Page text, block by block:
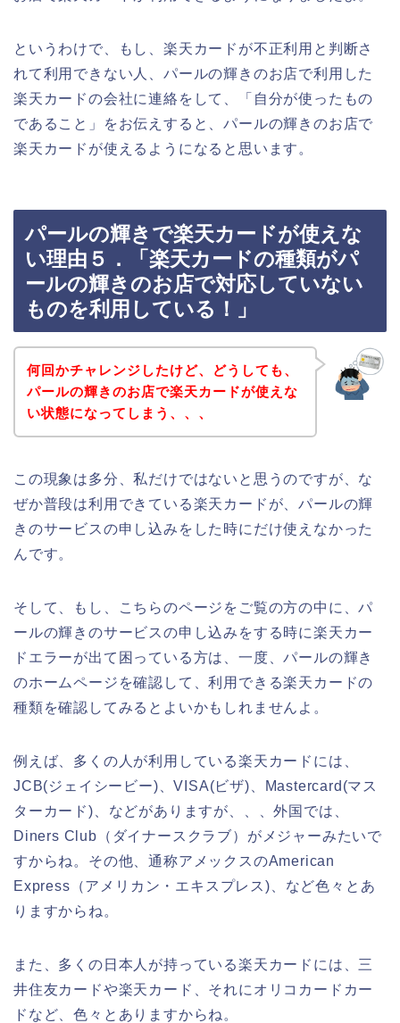
というわけで、もし、楽天カードが不正利用と判断さ
れて利用できない人、パールの輝きのお店で利用した
楽天カードの会社に連絡をして、「自分が使ったもの
であること」をお伝えすると、パールの輝きのお店で
楽天カードが使えるようになると思います。
パールの輝きで楽天カードが使えな
い理由５．「楽天カードの種類がパ
ールの輝きのお店で対応していない
ものを利用している！」
何回かチャレンジしたけど、どうしても、
パールの輝きのお店で楽天カードが使えな
い状態になってしまう、、、
この現象は多分、私だけではないと思うのですが、な
ぜか普段は利用できている楽天カードが、パールの輝
きのサービスの申し込みをした時にだけ使えなかった
んです。
そして、もし、こちらのページをご覧の方の中に、パ
ールの輝きのサービスの申し込みをする時に楽天カー
ドエラーが出て困っている方は、一度、パールの輝き
のホームページを確認して、利用できる楽天カードの
種類を確認してみるとよいかもしれませんよ。
例えば、多くの人が利用している楽天カードには、
JCB(ジェイシービー)、VISA(ビザ)、Mastercard(マス
ターカード)、などがありますが、、、外国では、
Diners Club（ダイナースクラブ）がメジャーみたいで
すからね。その他、通称アメックスのAmerican
Express（アメリカン・エキスプレス)、など色々とあ
りますからね。
また、多くの日本人が持っている楽天カードには、三
井住友カードや楽天カード、それにオリコカードカー
ドなど、色々とありますからね。